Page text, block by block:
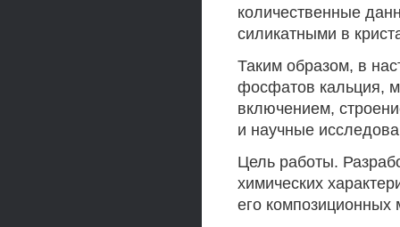
количественные
силикатными в
Таким образом, в
фосфатов кальция,
включением,
и научные
Цель работы.
химических
его композиционных